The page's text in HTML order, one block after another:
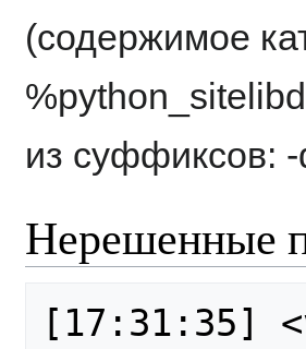
(содержимое
из суффиксов:
Нерешенные
[17:31:35]